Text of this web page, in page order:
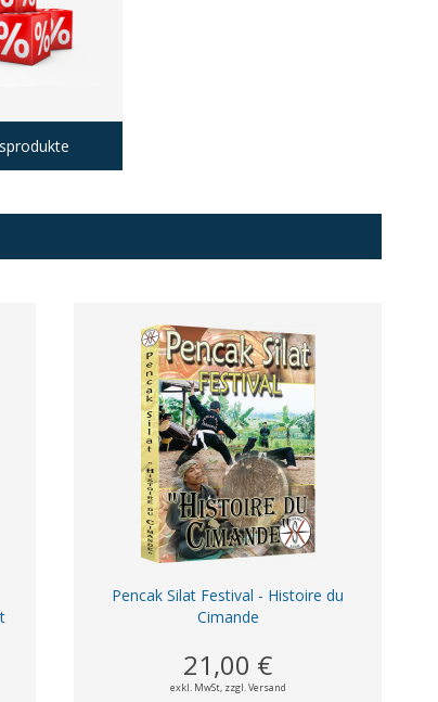
Pencak Silat Festival - Histoire du
Cimande
21,00 €
exkl. MwSt, zzgl. Versand